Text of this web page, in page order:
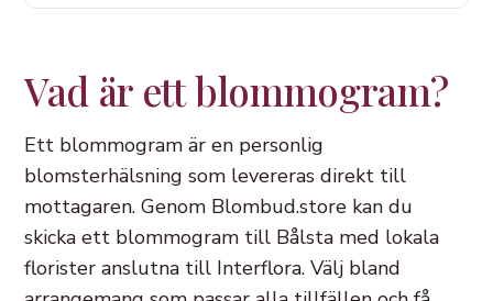
Vad är ett blommogram?
Ett blommogram är en personlig
blomsterhälsning som levereras direkt till
mottagaren. Genom Blombud.store kan du
skicka ett blommogram till Bålsta med lokala
florister anslutna till Interflora. Välj bland